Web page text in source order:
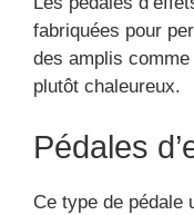
fabriquées pour
des amplis
plutôt chaleureux.
Pédales
Ce type de pédale